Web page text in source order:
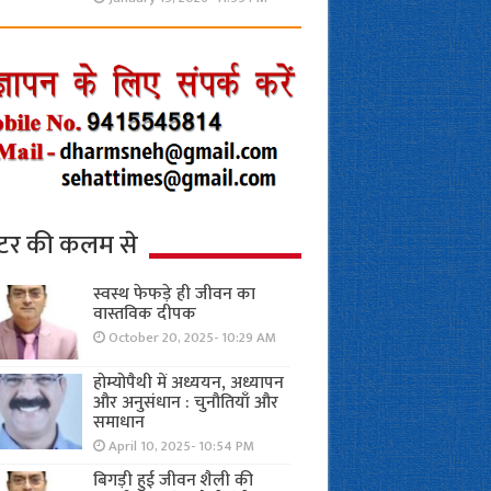
की कलम से
स्वस्थ फेफड़े ही जीवन का
वास्तविक दीपक
October 20, 2025- 10:29 AM
होम्योपैथी में अध्ययन, अध्यापन
और अनुसंधान : चुनौतियाँ और
समाधान
April 10, 2025- 10:54 PM
बिगड़ी हुई जीवन शैली की